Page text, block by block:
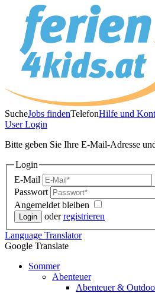
SucheJobs findenTelefonHilfe und
UserLogin
Bitte geben Sie Ihre E-Mail-Adresse
Login
E-Mail
Passwort
Angemeldet bleiben
oderregistrieren
Language Translator
Google Translate
Sommer
Abenteuer
Abenteuer &